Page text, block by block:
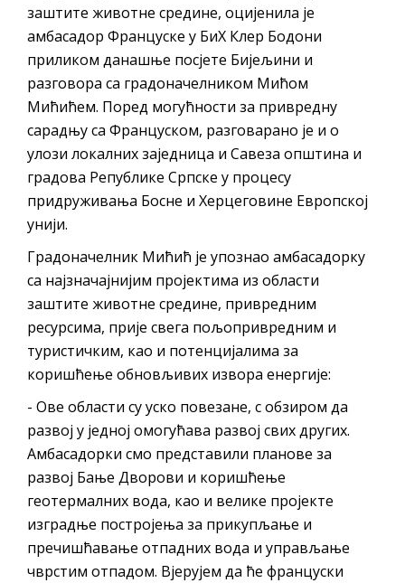
Обавјештење за предузетника - Вера
Ујић
заштите животне средине, оцијенила је
амбасадор Француске у БиХ Клер Бодони
приликом данашње посјете Бијељини и
разговора са градоначелником Мићом
Мићићем. Поред могућности за привредну
сарадњу са Француском, разговарано је и о
улози локалних заједница и Савеза општина и
градова Републике Српске у процесу
придруживања Босне и Херцеговине Европској
унији.
Градоначелник Мићић је упознао амбасадорку
са најзначајнијим пројектима из области
заштите животне средине, привредним
ресурсима, прије свега пољопривредним и
туристичким, као и потенцијалима за
коришћење обновљивих извора енергије:
- Ове области су уско повезане, с обзиром да
развој у једној омогућава развој свих других.
Амбасадорки смо представили планове за
развој Бање Дворови и коришћење
геотермалних вода, као и велике пројекте
изградње постројења за прикупљање и
пречишћавање отпадних вода и управљање
чврстим отпадом. Вјерујем да ће француски